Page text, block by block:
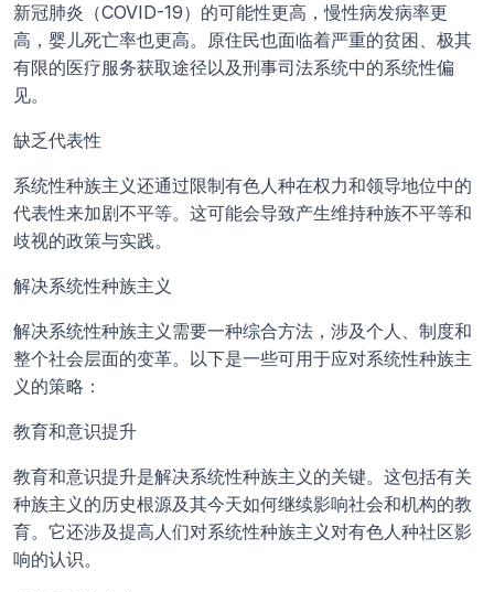
新冠肺炎（COVID-19）的可能性更高，慢性病发病率更
高，婴儿死亡率也更高。原住民也面临着严重的贫困、极其
有限的医疗服务获取途径以及刑事司法系统中的系统性偏
见。
缺乏代表性
系统性种族主义还通过限制有色人种在权力和领导地位中的
代表性来加剧不平等。这可能会导致产生维持种族不平等和
歧视的政策与实践。
解决系统性种族主义
解决系统性种族主义需要一种综合方法，涉及个人、制度和
整个社会层面的变革。以下是一些可用于应对系统性种族主
义的策略：
教育和意识提升
教育和意识提升是解决系统性种族主义的关键。这包括有关
种族主义的历史根源及其今天如何继续影响社会和机构的教
育。它还涉及提高人们对系统性种族主义对有色人种社区影
响的认识。